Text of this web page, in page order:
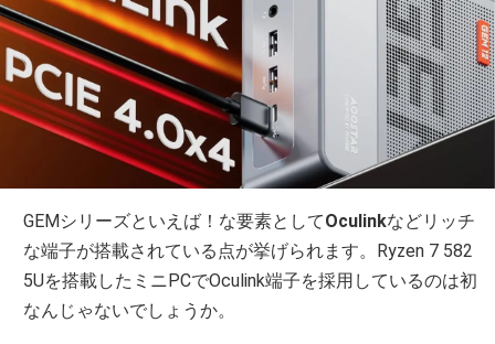
GEMシリーズといえば！な要素としてOculinkなどリッチ
な端子が搭載されている点が挙げられます。Ryzen 7 582
5Uを搭載したミニPCでOculink端子を採用しているのは初
なんじゃないでしょうか。